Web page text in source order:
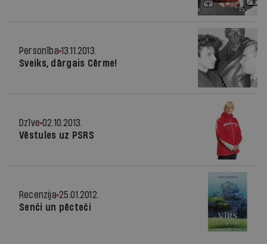
Personība 13.11.2013.
Sveiks, dārgais Cērme!
Dzīve 02.10.2013.
Vēstules uz PSRS
Recenzija 25.01.2012.
Senči un pēcteči